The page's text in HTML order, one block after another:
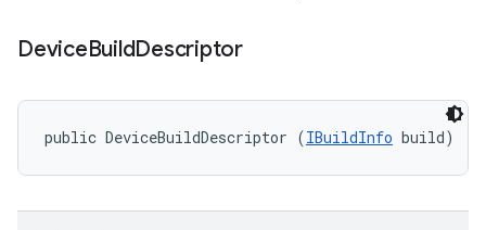
DeviceBuildDescriptor
public DeviceBuildDescriptor (IBuildInfo build)